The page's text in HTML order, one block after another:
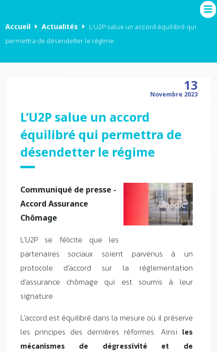
Accueil Actualités
L’U2P salue un accord équilibré qui
permettra de désendetter le régime
13
Novembre 2023
L’U2P salue un accord
équilibré qui permettra de
désendetter le régime
Communiqué de presse -
Accord Assurance
Chômage
L’U2P se félicite que les
partenaires sociaux soient parvenus à un
protocole d’accord sur la réglementation
d’assurance chômage qui est soumis à leur
signature.
L’accord est équilibré dans la mesure où il préserve
les principes des dernières réformes. Ainsi les
mécanismes de dégressivité et de